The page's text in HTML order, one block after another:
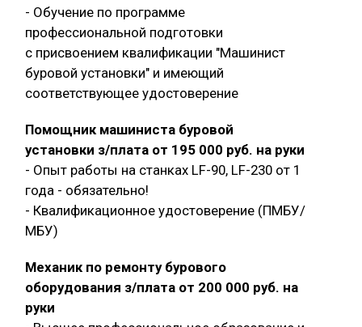
- Обучение по программе
профессиональной подготовки
с присвоением квалификации "Машинист
буровой установки" и имеющий
соответствующее удостоверение
Помощник машиниста буровой
установки з/плата от 195 000 руб. на руки
- Опыт работы на станках LF-90, LF-230 от 1
года - обязательно!
- Квалификационное удостоверение (ПМБУ/
МБУ)
Механик по ремонту бурового
оборудования з/плата от 200 000 руб. на
руки